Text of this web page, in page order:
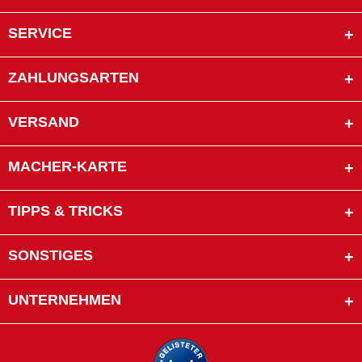
SERVICE
ZAHLUNGSARTEN
VERSAND
MACHER-KARTE
TIPPS & TRICKS
SONSTIGES
UNTERNEHMEN